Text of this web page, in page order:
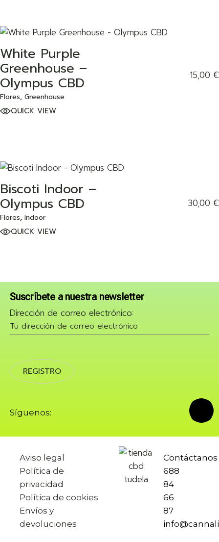
White Purple
Greenhouse –
Olympus CBD
Flores Greenhouse
15,00 €
QUICK VIEW
Biscoti Indoor –
Olympus CBD
Flores Indoor
30,00 €
QUICK VIEW
Suscríbete a nuestra newsletter
Dirección de correo electrónico:
Síguenos:
Aviso legal
Política de
privacidad
Política de cookies
Envíos y
devoluciones
688
84
66
87